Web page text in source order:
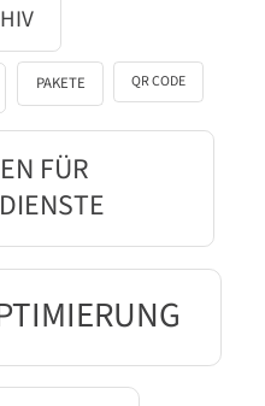
PAKETE QR CODE
FÜR